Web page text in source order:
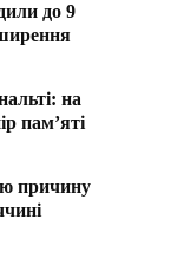
до 9
на
пам’яті
причину